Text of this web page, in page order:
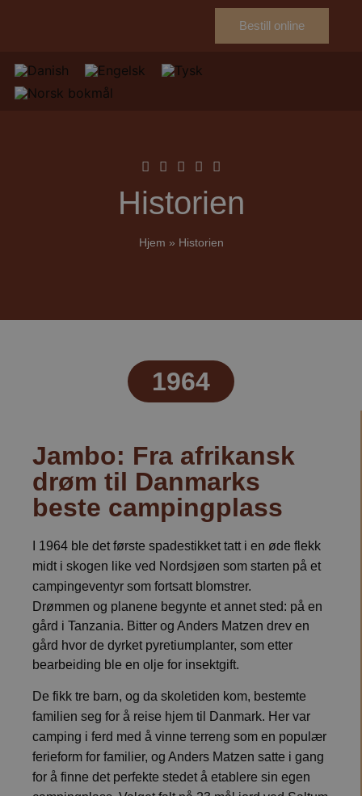
Bestill online
Historien
Hjem » Historien
1964
Jambo: Fra afrikansk
drøm til Danmarks
beste campingplass
I 1964 ble det første spadestikket tatt i en øde flekk
midt i skogen like ved Nordsjøen som starten på et
campingeventyr som fortsatt blomstrer.
Drømmen og planene begynte et annet sted: på en
gård i Tanzania. Bitter og Anders Matzen drev en
gård hvor de dyrket pyretiumplanter, som etter
bearbeiding ble en olje for insektgift.
De fikk tre barn, og da skoletiden kom, bestemte
familien seg for å reise hjem til Danmark. Her var
camping i ferd med å vinne terreng som en populær
ferieform for familier, og Anders Matzen satte i gang
for å finne det perfekte stedet å etablere sin egen